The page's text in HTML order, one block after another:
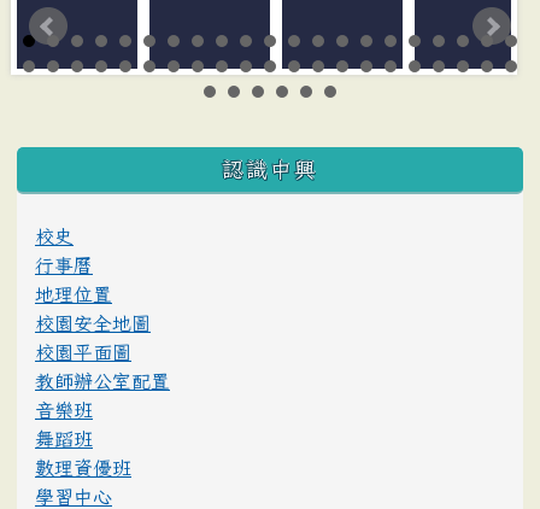
:::
認識中興
校史
行事曆
地理位置
校園安全地圖
校園平面圖
教師辦公室配置
音樂班
舞蹈班
數理資優班
學習中心